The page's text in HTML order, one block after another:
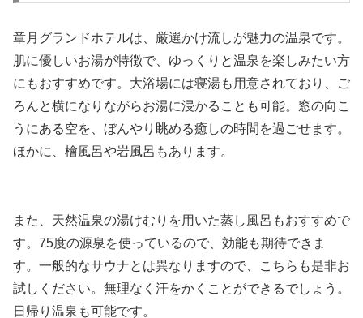
章月グランドホテルは、厳選かけ流しが魅力の温泉です。
肌に優しいお湯が特徴で、ゆっくりと温泉を楽しみたい方
にもおすすめです。大浴場には寝湯も用意されており、ご
ろんと横になりながらお湯に浸かることも可能。窓の向こ
うにある空を、ぼんやり眺める癒しの時間を過ごせます。
ほかに、檜風呂や岩風呂もあります。
また、天然温泉の湯けむりを用いた蒸し風呂もおすすめで
す。75度の源泉を使っているので、効能も期待できま
す。一般的なサウナとは異なりますので、こちらも是非お
試しください。無理なく汗をかくことができるでしょう。
日帰り温泉も可能です。